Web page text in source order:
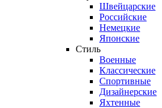
Швейцарские
Российские
Немецкие
Японские
Стиль
Военные
Классические
Спортивные
Дизайнерские
Яхтенные